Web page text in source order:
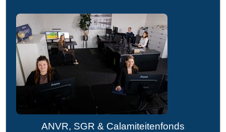
ANVR, SGR & Calamiteitenfonds